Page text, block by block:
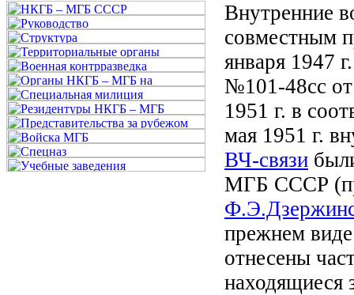
Внутренние
совместным
января 1947
№101-48сс
1951 г. в
мая 1951 г.
ВЧ-связи
МГБ СССР
прежнем
отнесены
находящиеся